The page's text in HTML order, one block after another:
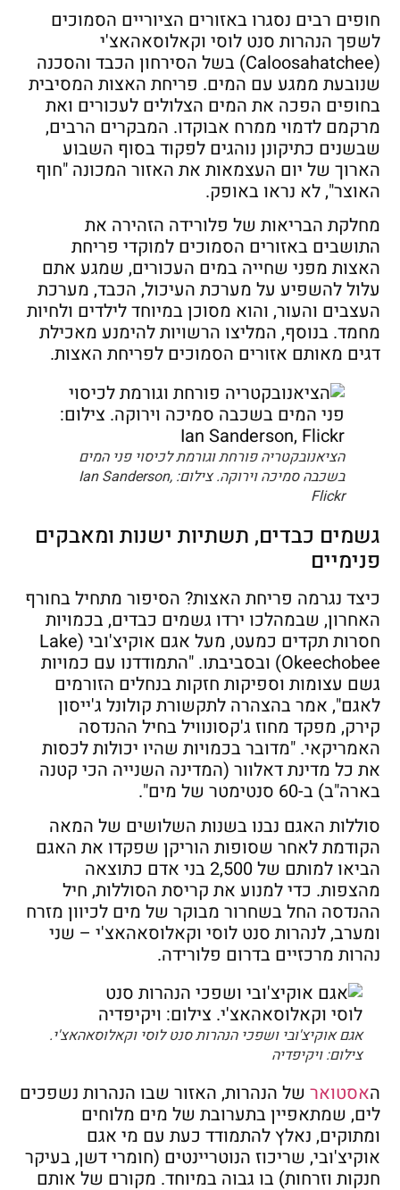
חופים רבים נסגרו באזורים הציוריים הסמוכים
לשפך הנהרות סנט לוסי וקאלוסאהאצ'י
(Caloosahatchee) בשל הסירחון הכבד והסכנה
שנובעת ממגע עם המים. פריחת האצות המסיבית
בחופים הפכה את המים הצלולים לעכורים ואת
מרקמם לדמוי ממרח אבוקדו. המבקרים הרבים,
שבשנים כתיקונן נוהגים לפקוד בסוף השבוע
הארוך של יום העצמאות את האזור המכונה "חוף
האוצר", לא נראו באופק.
מחלקת הבריאות של פלורידה הזהירה את
התושבים באזורים הסמוכים למוקדי פריחת
האצות מפני שחייה במים העכורים, שמגע אתם
עלול להשפיע על מערכת העיכול, הכבד, מערכת
העצבים והעור, והוא מסוכן במיוחד לילדים ולחיות
מחמד. בנוסף, המליצו הרשויות להימנע מאכילת
דגים מאותם אזורים הסמוכים לפריחת האצות.
הציאנובקטריה פורחת וגורמת לכיסוי פני המים
בשכבה סמיכה וירוקה. צילום: Ian Sanderson,
Flickr
גשמים כבדים, תשתיות ישנות ומאבקים
פנימיים
כיצד נגרמה פריחת האצות? הסיפור מתחיל בחורף
האחרון, שבמהלכו ירדו גשמים כבדים, בכמויות
חסרות תקדים כמעט, מעל אגם אוקיצ'ובי (Lake
Okeechobee) ובסביבתו. "התמודדנו עם כמויות
גשם עצומות וספיקות חזקות בנחלים הזורמים
לאגם", אמר בהצהרה לתקשורת קולונל ג'ייסון
קירק, מפקד מחוז ג'קסונוויל בחיל ההנדסה
האמריקאי. "מדובר בכמויות שהיו יכולות לכסות
את כל מדינת דאלוור (המדינה השנייה הכי קטנה
בארה"ב) ב-60 סנטימטר של מים".
סוללות האגם נבנו בשנות השלושים של המאה
הקודמת לאחר שסופות הוריקן שפקדו את האגם
הביאו למותם של 2,500 בני אדם כתוצאה
מהצפות. כדי למנוע את קריסת הסוללות, חיל
ההנדסה החל בשחרור מבוקר של מים לכיוון מזרח
ומערב, לנהרות סנט לוסי וקאלוסאהאצ'י – שני
נהרות מרכזיים בדרום פלורידה.
אגם אוקיצ'ובי ושפכי הנהרות סנט לוסי וקאלוסאהאצ'י.
צילום: ויקיפדיה
האסטוארשל הנהרות, האזור שבו הנהרות נשפכים
לים, שמתאפיין בתערובת של מים מלוחים
ומתוקים, נאלץ להתמודד כעת עם מי אגם
אוקיצ'ובי, שריכוז הנוטריינטים (חומרי דשן, בעיקר
חנקות וזרחות) בו גבוה במיוחד. מקורם של אותם